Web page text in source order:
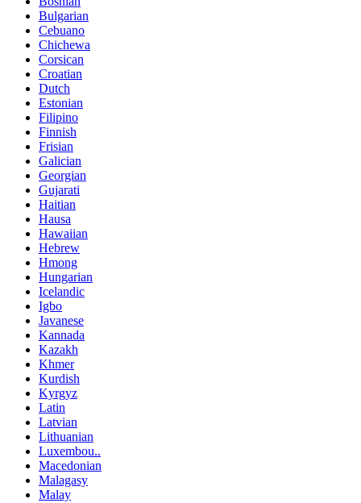
Bulgarian
Cebuano
Chichewa
Corsican
Croatian
Dutch
Estonian
Filipino
Finnish
Frisian
Galician
Georgian
Gujarati
Haitian
Hausa
Hawaiian
Hebrew
Hmong
Hungarian
Icelandic
Igbo
Javanese
Kannada
Kazakh
Khmer
Kurdish
Kyrgyz
Latin
Latvian
Lithuanian
Luxembou..
Macedonian
Malagasy
Malay